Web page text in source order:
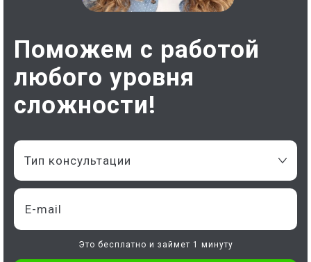
Поможем с работой
любого уровня
сложности!
Тип консультации
Это бесплатно и займет 1 минуту